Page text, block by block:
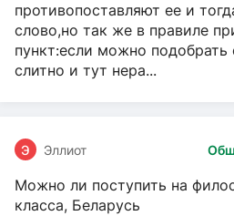
противопоставляют ее и
слово,но так же в правиле
пункт:если можно
слитно и тут нера...
Э Эллиот
Можно ли поступить на
класса, Беларусь